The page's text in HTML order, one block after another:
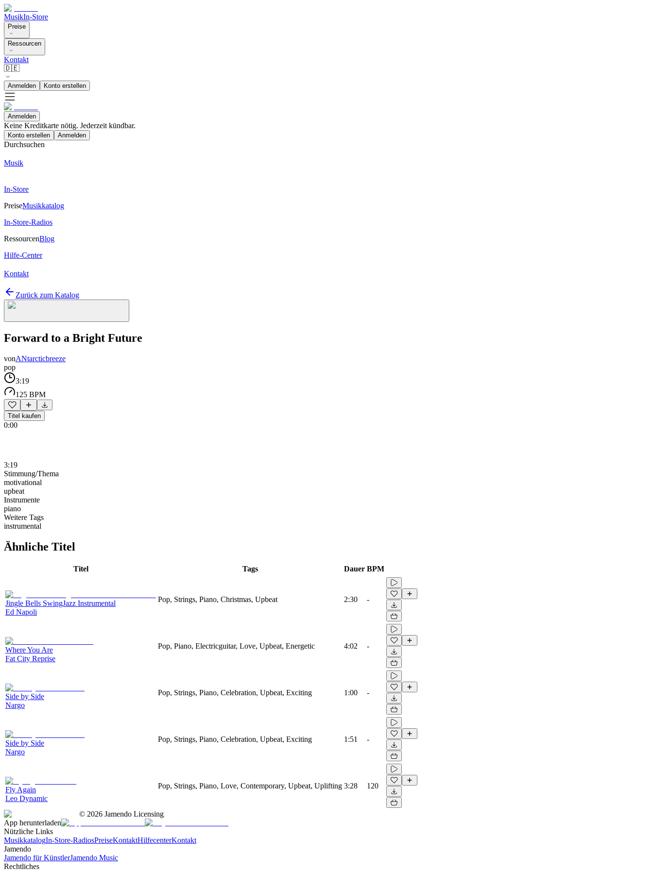
MusikIn-Store
Preise
Ressourcen
Kontakt
🇩🇪
Anmelden Konto erstellen
Anmelden
Keine Kreditkarte nötig. Jederzeit kündbar.
Konto erstellen Anmelden
Durchsuchen
Musik
In-Store
PreiseMusikkatalog
In-Store-Radios
RessourcenBlog
Hilfe-Center
Kontakt
Zurück zum Katalog
Forward to a Bright Future
vonANtarcticbreeze
pop
3:19
125 BPM
Titel kaufen
0:00
3:19
Stimmung/Thema
motivational
upbeat
Instrumente
piano
Weitere Tags
instrumental
Ähnliche Titel
Titel Tags Dauer BPM
Jingle Bells SwingJazz Instrumental
Ed Napoli
Pop, Strings, Piano, Christmas, Upbeat 2:30 -
Where You Are
Fat City Reprise
Pop, Piano, Electricguitar, Love, Upbeat, Energetic 4:02 -
Side by Side
Nargo
Pop, Strings, Piano, Celebration, Upbeat, Exciting 1:00 -
Side by Side
Nargo
Pop, Strings, Piano, Celebration, Upbeat, Exciting 1:51 -
Fly Again
Leo Dynamic
Pop, Strings, Piano, Love, Contemporary, Upbeat, Uplifting 3:28 120
© 2026 Jamendo Licensing
App herunterladen
Nützliche Links
MusikkatalogIn-Store-RadiosPreiseKontaktHilfecenterKontakt
Jamendo
Jamendo für KünstlerJamendo Music
Rechtliches